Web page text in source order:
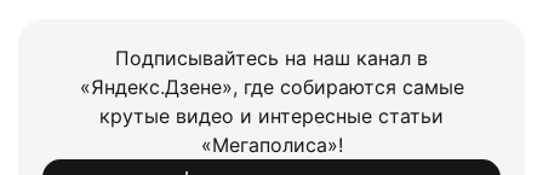
Подписывайтесь на наш канал в
«Яндекс.Дзене», где собираются самые
крутые видео и интересные статьи
«Мегаполиса»!